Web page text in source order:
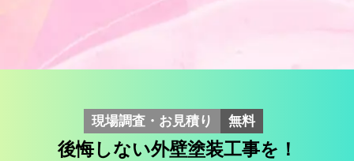
現場調査・お見積り 無料
後悔しない外壁塗装工事を！